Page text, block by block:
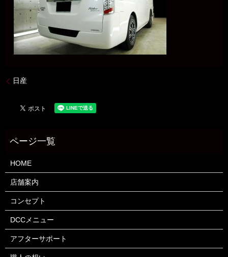
日産
HOME
店舗案内
コンセプト
DCCメニュー
アフターサポート